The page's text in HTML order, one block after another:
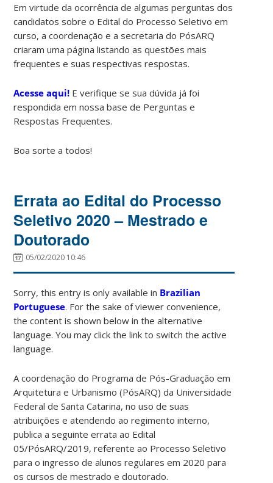
Em virtude da ocorrência de algumas perguntas dos
candidatos sobre o Edital do Processo Seletivo em
curso, a coordenação e a secretaria do PósARQ
criaram uma página listando as questões mais
frequentes e suas respectivas respostas.
Acesse aqui! E verifique se sua dúvida já foi
respondida em nossa base de Perguntas e
Respostas Frequentes.
Boa sorte a todos!
Errata ao Edital do Processo
Seletivo 2020 – Mestrado e
Doutorado
05/02/2020 10:46
Sorry, this entry is only available in Brazilian
Portuguese. For the sake of viewer convenience,
the content is shown below in the alternative
language. You may click the link to switch the active
language.
A coordenação do Programa de Pós-Graduação em
Arquitetura e Urbanismo (PósARQ) da Universidade
Federal de Santa Catarina, no uso de suas
atribuições e atendendo ao regimento interno,
publica a seguinte errata ao Edital
05/PósARQ/2019, referente ao Processo Seletivo
para o ingresso de alunos regulares em 2020 para
os cursos de mestrado e doutorado.